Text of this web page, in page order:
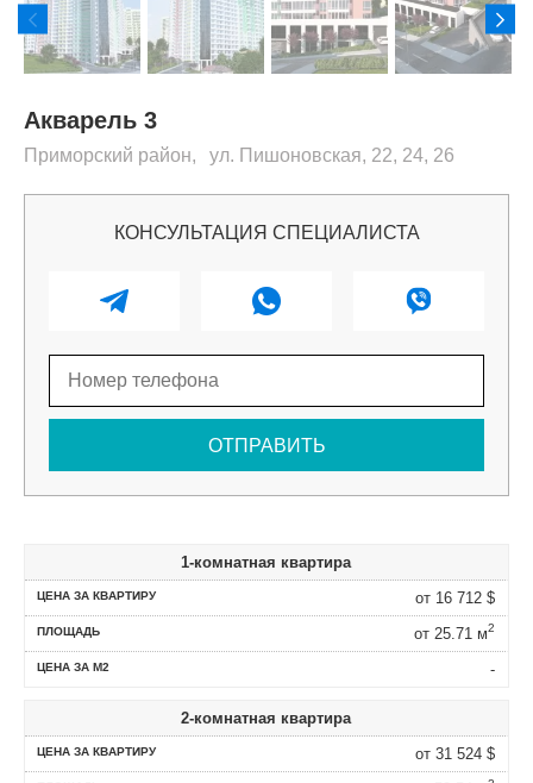
Акварель 3
Приморский район, ул. Пишоновская, 22, 24, 26
КОНСУЛЬТАЦИЯ СПЕЦИАЛИСТА
1-комнатная квартира
от 16 712 $
от 25.71 м2
-
2-комнатная квартира
от 31 524 $